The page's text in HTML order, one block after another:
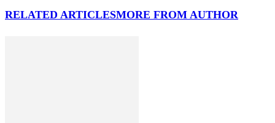
RELATED ARTICLESMORE FROM AUTHOR